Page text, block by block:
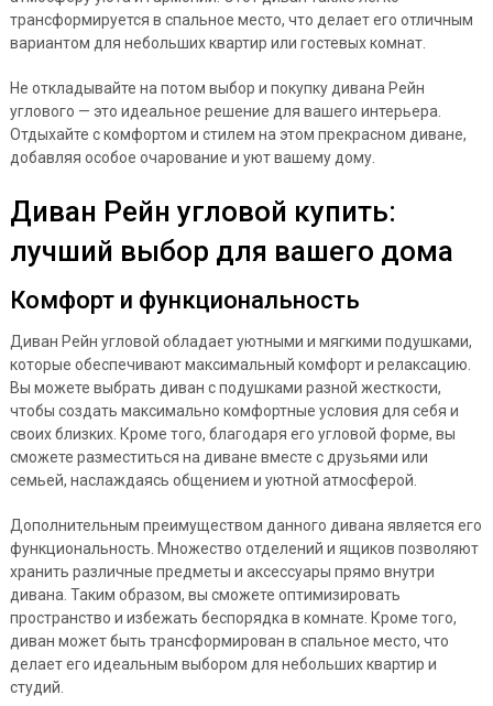
трансформируется в спальное место, что делает его отличным
вариантом для небольших квартир или гостевых комнат.
Не откладывайте на потом выбор и покупку дивана Рейн
углового — это идеальное решение для вашего интерьера.
Отдыхайте с комфортом и стилем на этом прекрасном диване,
добавляя особое очарование и уют вашему дому.
Диван Рейн угловой купить:
лучший выбор для вашего дома
Комфорт и функциональность
Диван Рейн угловой обладает уютными и мягкими подушками,
которые обеспечивают максимальный комфорт и релаксацию.
Вы можете выбрать диван с подушками разной жесткости,
чтобы создать максимально комфортные условия для себя и
своих близких. Кроме того, благодаря его угловой форме, вы
сможете разместиться на диване вместе с друзьями или
семьей, наслаждаясь общением и уютной атмосферой.
Дополнительным преимуществом данного дивана является его
функциональность. Множество отделений и ящиков позволяют
хранить различные предметы и аксессуары прямо внутри
дивана. Таким образом, вы сможете оптимизировать
пространство и избежать беспорядка в комнате. Кроме того,
диван может быть трансформирован в спальное место, что
делает его идеальным выбором для небольших квартир и
студий.